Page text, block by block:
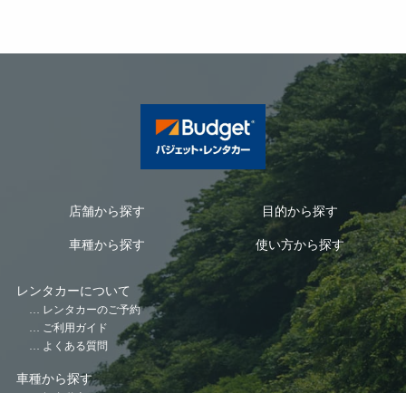
店舗から探す 目的から探す
車種から探す 使い方から探す
レンタカーについて
レンタカーのご予約
ご利用ガイド
よくある質問
車種から探す